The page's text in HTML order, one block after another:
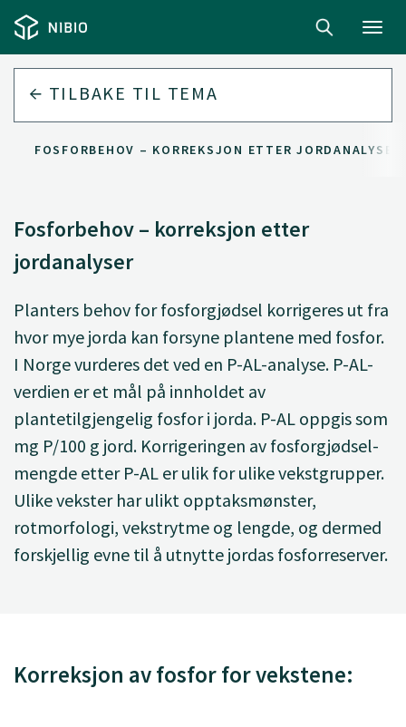
TILBAKE TIL TEMA
FOSFORBEHOV – KORREKSJON ETTER JORDANALYSER
Fosforbehov – korreksjon etter
jordanalyser
Planters behov for fosforgjødsel korrigeres ut fra
hvor mye jorda kan forsyne plantene med fosfor.
I Norge vurderes det ved en P-AL-analyse. P-AL-
verdien er et mål på innholdet av
plantetilgjengelig fosfor i jorda. P-AL oppgis som
mg P/100 g jord. Korrigeringen av fosforgjødsel-
mengde etter P-AL er ulik for ulike vekstgrupper.
Ulike vekster har ulikt opptaksmønster,
rotmorfologi, vekstrytme og lengde, og dermed
forskjellig evne til å utnytte jordas fosforreserver.
Korreksjon av fosfor for vekstene: